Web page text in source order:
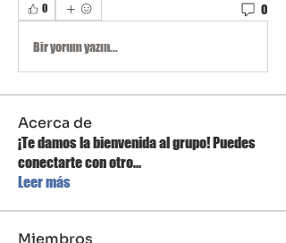
0 0
Bir yorum yazın...
Acerca de
¡Te damos la bienvenida al grupo! Puedes
conectarte con otro...
Leer más
Miembros